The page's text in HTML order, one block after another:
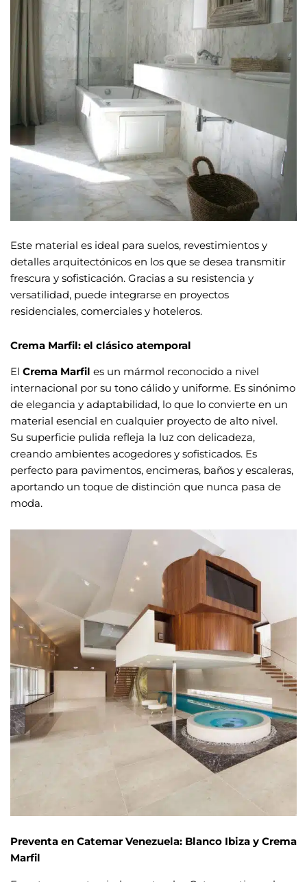
Este material es ideal para suelos, revestimientos y
detalles arquitectónicos en los que se desea transmitir
frescura y sofisticación. Gracias a su resistencia y
versatilidad, puede integrarse en proyectos
residenciales, comerciales y hoteleros.
Crema Marfil: el clásico atemporal
El Crema Marfil es un mármol reconocido a nivel
internacional por su tono cálido y uniforme. Es sinónimo
de elegancia y adaptabilidad, lo que lo convierte en un
material esencial en cualquier proyecto de alto nivel.
Su superficie pulida refleja la luz con delicadeza,
creando ambientes acogedores y sofisticados. Es
perfecto para pavimentos, encimeras, baños y escaleras,
aportando un toque de distinción que nunca pasa de
moda.
Preventa en Catemar Venezuela: Blanco Ibiza y Crema
Marfil